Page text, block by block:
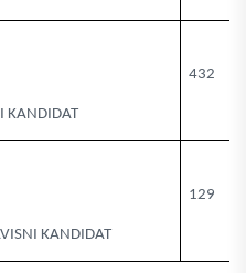
432
KANDIDAT
129
KANDIDAT